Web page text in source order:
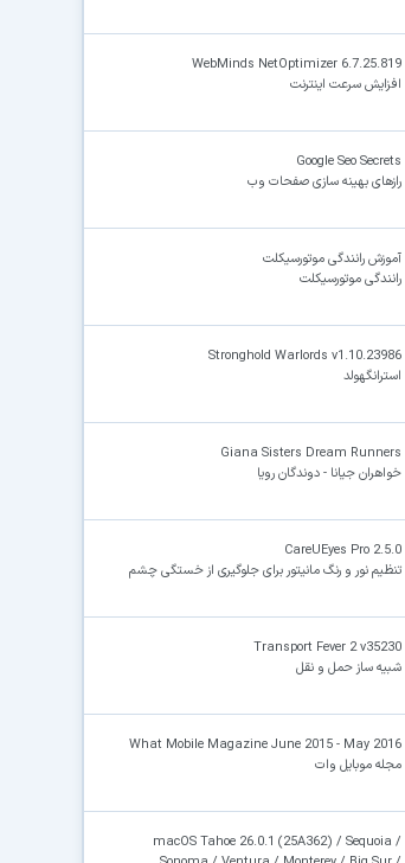
WebMinds NetOptimizer 6.7.25.819
افزایش سرعت اینترنت
Google Seo Secrets
رازهای بهینه سازی صفحات وب
آموزش رانندگی موتورسیکلت
رانندگی موتورسیکلت
Stronghold Warlords v1.10.23986
استرانگهولد
Giana Sisters Dream Runners
خواهران جیانا - دوندگان رویا
CareUEyes Pro 2.5.0
تنظیم نور و رنگ مانیتور برای جلوگیری از خستگی چشم
Transport Fever 2 v35230
شبیه ساز حمل و نقل
What Mobile Magazine June 2015 - May 2016
مجله موبایل وات
macOS Tahoe 26.0.1 (25A362) / Sequoia /